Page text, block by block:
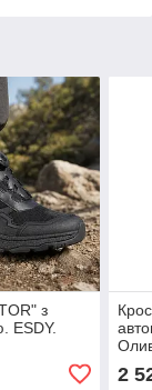
з
ESDY.
2